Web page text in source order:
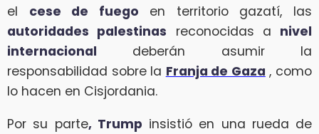
el cese de fuego en territorio gazatí, las
autoridades palestinas reconocidas a nivel
internacional deberán asumir la
responsabilidad sobre la Franja de Gaza , como
lo hacen en Cisjordania.
Por su parte, Trump insistió en una rueda de